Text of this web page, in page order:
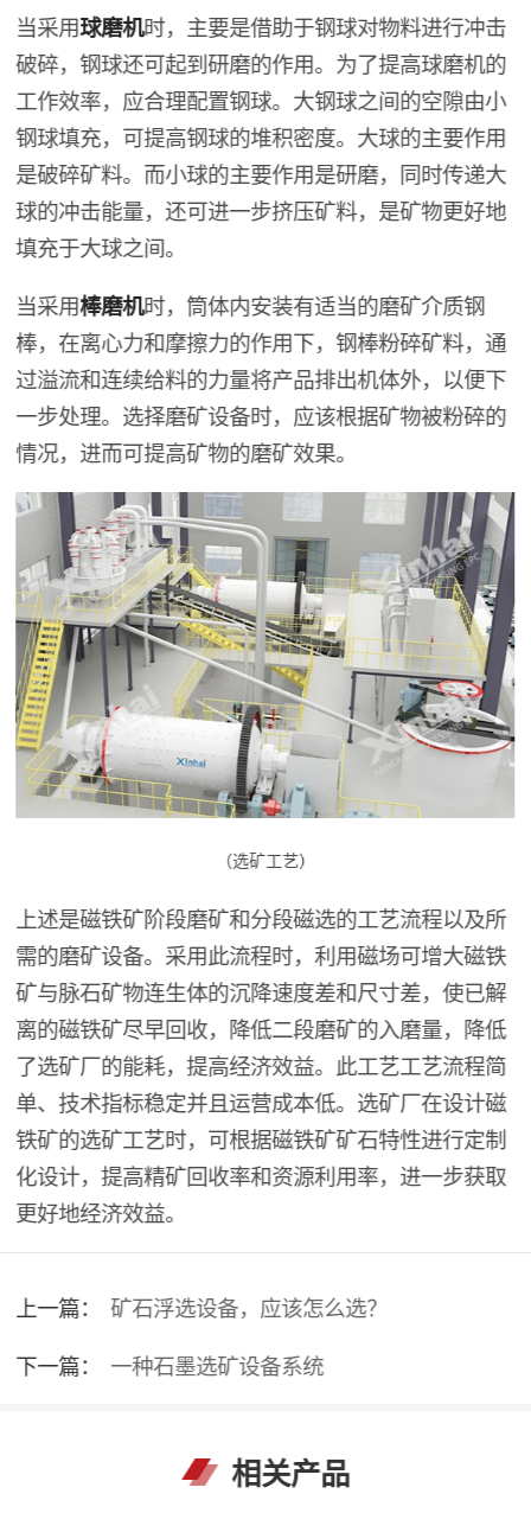
当采用球磨机时，主要是借助于钢球对物料进行冲击
破碎，钢球还可起到研磨的作用。为了提高球磨机的
工作效率，应合理配置钢球。大钢球之间的空隙由小
钢球填充，可提高钢球的堆积密度。大球的主要作用
是破碎矿料。而小球的主要作用是研磨，同时传递大
球的冲击能量，还可进一步挤压矿料，是矿物更好地
填充于大球之间。
当采用棒磨机时，筒体内安装有适当的磨矿介质钢
棒，在离心力和摩擦力的作用下，钢棒粉碎矿料，通
过溢流和连续给料的力量将产品排出机体外，以便下
一步处理。选择磨矿设备时，应该根据矿物被粉碎的
情况，进而可提高矿物的磨矿效果。
（选矿工艺）
上述是磁铁矿阶段磨矿和分段磁选的工艺流程以及所
需的磨矿设备。采用此流程时，利用磁场可增大磁铁
矿与脉石矿物连生体的沉降速度差和尺寸差，使已解
离的磁铁矿尽早回收，降低二段磨矿的入磨量，降低
了选矿厂的能耗，提高经济效益。此工艺工艺流程简
单、技术指标稳定并且运营成本低。选矿厂在设计磁
铁矿的选矿工艺时，可根据磁铁矿矿石特性进行定制
化设计，提高精矿回收率和资源利用率，进一步获取
更好地经济效益。
上一篇：
矿石浮选设备，应该怎么选？
下一篇：
一种石墨选矿设备系统
相关产品